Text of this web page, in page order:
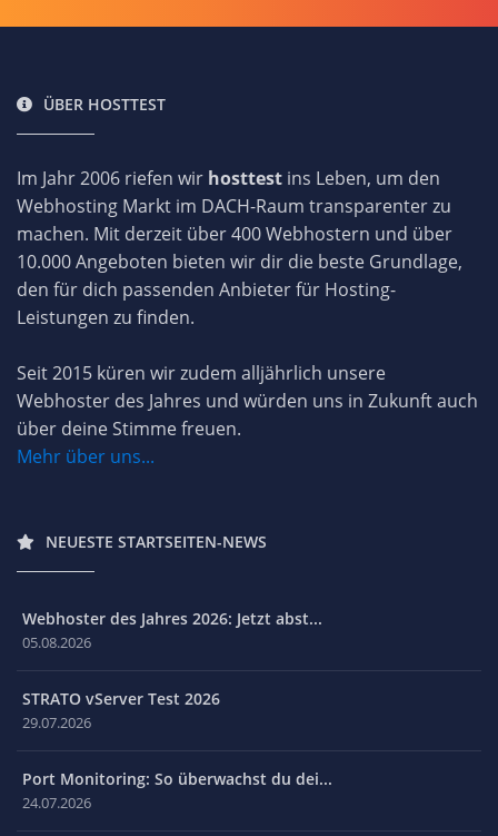
ÜBER HOSTTEST
Im Jahr 2006 riefen wir hosttest ins Leben, um den
Webhosting Markt im DACH-Raum transparenter zu
machen. Mit derzeit über 400 Webhostern und über
10.000 Angeboten bieten wir dir die beste Grundlage,
den für dich passenden Anbieter für Hosting-
Leistungen zu finden.
Seit 2015 küren wir zudem alljährlich unsere
Webhoster des Jahres und würden uns in Zukunft auch
über deine Stimme freuen.
Mehr über uns...
NEUESTE STARTSEITEN-NEWS
Webhoster des Jahres 2026: Jetzt abst...
05.08.2026
STRATO vServer Test 2026
29.07.2026
Port Monitoring: So überwachst du dei...
24.07.2026